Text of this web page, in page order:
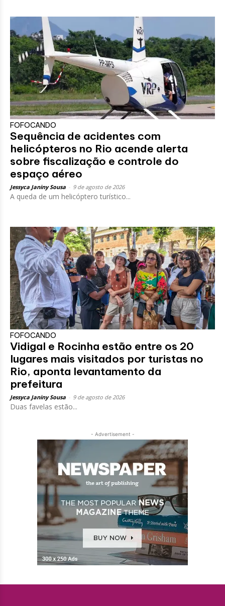
FOFOCANDO
Sequência de acidentes com
helicópteros no Rio acende alerta
sobre fiscalização e controle do
espaço aéreo
Jessyca Janiny Sousa 9 de agosto de 2026
A queda de um helicóptero turístico...
FOFOCANDO
Vidigal e Rocinha estão entre os 20
lugares mais visitados por turistas no
Rio, aponta levantamento da
prefeitura
Jessyca Janiny Sousa 9 de agosto de 2026
Duas favelas estão...
- Advertisement -